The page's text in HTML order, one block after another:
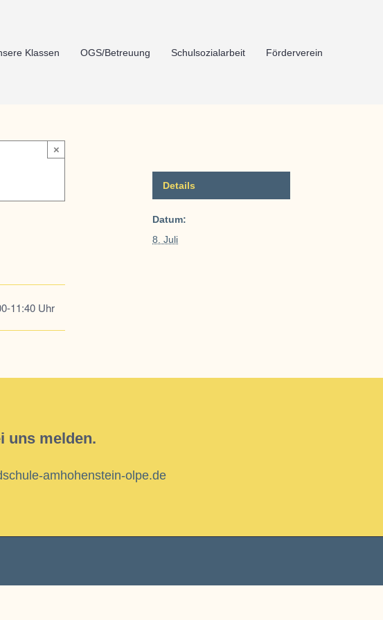
Klassen OGS/Betreuung Schulsozialarbeit Förderverein
×
11:40 Uhr
Details
Datum:
8. Juli
uns melden.
amhohenstein-olpe.de